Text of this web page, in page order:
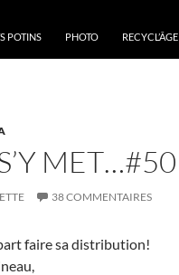
POTINS PHOTO RECYCL’ÂGE
MET…#50
38 COMMENTAIRES
faire sa distribution!